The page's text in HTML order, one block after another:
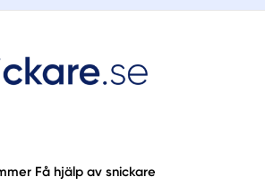
Få hjälp av snickare